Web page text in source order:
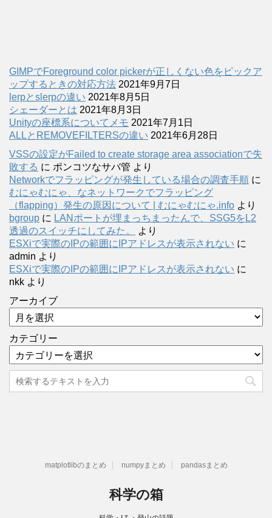
GIMPでForeground color pickerが正しくない色をピックア
ップするときの対応方法 2021年9月7日
lerpとslerpの違い 2021年8月5日
シェーダーとは 2021年8月3日
Unityの座標系についてメモ 2021年7月1日
ALLとREMOVEFILTERSの違い 2021年6月28日
VSSの設定がFailed to create storage area associationで失
敗する に ポンコツなサバ管 より
Networkでフラッピングが発生している場合の調査手順 に
むにゃむにゃ、なネットワークでフラッピング
（flapping）発生の原因について | むにゃむにゃ.info より
bgroup に LANポートが埋まっちまったんで、SSG5をL2
透過のスイッチにしてみた。
より
ESXiで実際のIPの範囲にIPアドレスが表示されない に
admin より
ESXiで実際のIPの範囲にIPアドレスが表示されない に
nkk より
アーカイブ
カテゴリー
matplotlibのまとめ numpyまとめ pandasまとめ
科学の箱